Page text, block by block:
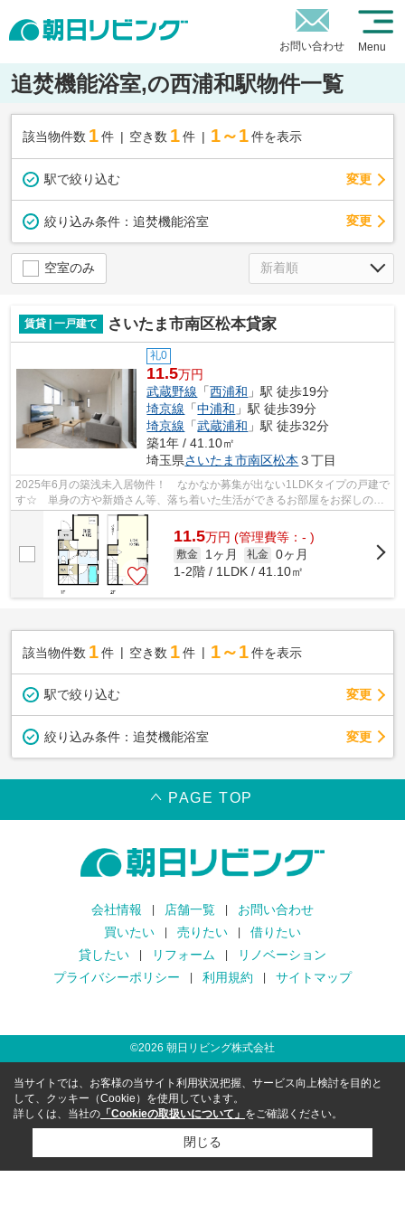
お問い合わせ Menu
追焚機能浴室,の西浦和駅物件一覧
該当物件数 1件 空き数 1 件 1～1 件を表示
駅で絞り込む 変更
絞り込み条件： 追焚機能浴室 変更
空室のみ
賃貸 | 一戸建て さいたま市南区松本貸家
礼0
11.5万円
武蔵野線 「西浦和 」駅 徒歩19分
埼京線 「中浦和 」駅 徒歩39分
埼京線 「武蔵浦和 」駅 徒歩32分
築1年 / 41.10㎡
埼玉県さいたま市南区松本 ３丁目
2025年6月の築浅未入居物件！ なかなか募集が出ない1LDKタイプの戸建で
す☆ 単身の方や新婚さん等、落ち着いた生活ができるお部屋をお探しの方
におススメです！ 1階洋室にエアコン有り☆
11.5万円 (管理費等：- )
敷金 1ヶ月 礼金 0ヶ月
1-2階 / 1LDK / 41.10㎡
該当物件数 1件 空き数 1 件 1～1 件を表示
駅で絞り込む 変更
絞り込み条件： 追焚機能浴室 変更
PAGE TOP
会社情報 店舗一覧
お問い合わせ
買いたい
売りたい
借りたい
貸したい
リフォーム
リノベーション
プライバシーポリシー
利用規約 サイトマップ
©2026 朝日リビング株式会社
当サイトでは、お客様の当サイト利用状況把握、サービス向上検討を目的と
して、クッキー（Cookie）を使用しています。
詳しくは、当社の 「Cookieの取扱いについて」 をご確認ください。
閉じる